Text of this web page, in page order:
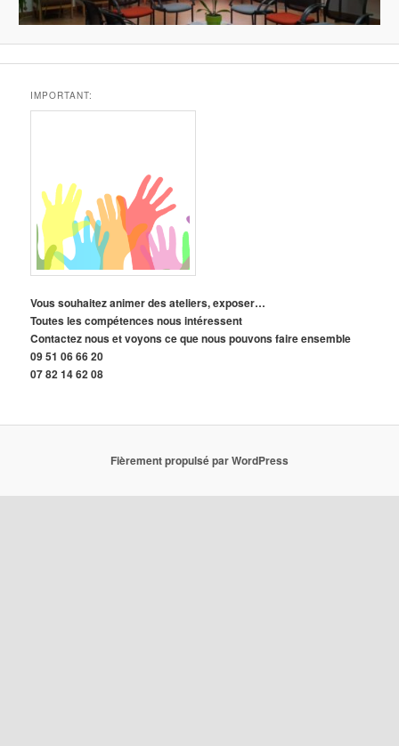
IMPORTANT:
Vous souhaitez animer des ateliers, exposer…
Toutes les compétences nous intéressent
Contactez nous et voyons ce que nous pouvons faire ensemble
09 51 06 66 20
07 82 14 62 08
Fièrement propulsé par WordPress